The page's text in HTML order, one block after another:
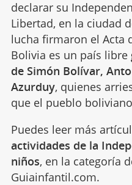
declarar su
Libertad, en la ciudad
lucha firmaron el Acta
Bolivia es un país libre
de Simón Bolívar,
Azurduy, quienes
que el pueblo
Puedes leer más
actividades de la
niños, en la categoría
Guiainfantil.com.